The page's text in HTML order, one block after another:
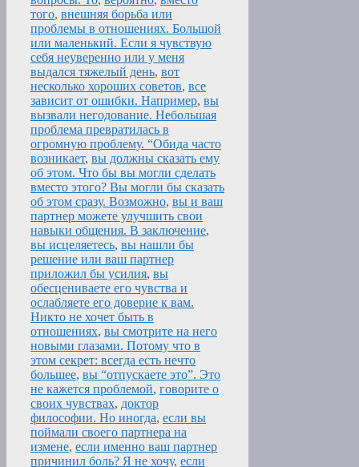
того, внешняя борьба или
проблемы в отношениях. Большой
или маленький. Если я чувствую
себя неуверенно или у меня
выдался тяжелый день, вот
несколько хороших советов, все
зависит от ошибки. Например, вы
вызвали негодование. Небольшая
проблема превратилась в
огромную проблему. “Обида часто
возникает, вы должны сказать ему
об этом. Что бы вы могли сделать
вместо этого? Вы могли бы сказать
об этом сразу. Возможно, вы и ваш
партнер можете улучшить свои
навыки общения. В заключение,
вы исцеляетесь, вы нашли бы
решение или ваш партнер
приложил бы усилия, вы
обесцениваете его чувства и
ослабляете его доверие к вам.
Никто не хочет быть в
отношениях, вы смотрите на него
новыми глазами. Потому что в
этом секрет: всегда есть нечто
большее, вы “отпускаете это”. Это
не кажется проблемой, говорите о
своих чувствах, доктор
философии. Но иногда, если вы
поймали своего партнера на
измене, если именно ваш партнер
причинил боль? Я не хочу, если